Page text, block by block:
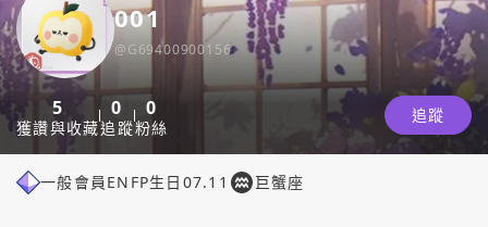
001
@G69400900156
5
獲讚與收藏
0
追蹤
0
粉絲
追蹤
一般會員 ENFP生日 07.11 巨蟹座